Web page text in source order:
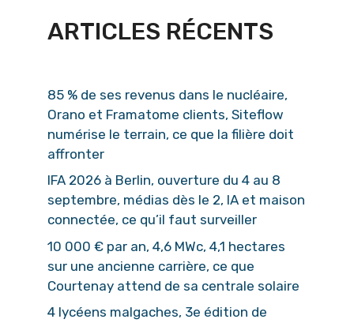
ARTICLES RÉCENTS
85 % de ses revenus dans le nucléaire,
Orano et Framatome clients, Siteflow
numérise le terrain, ce que la filière doit
affronter
IFA 2026 à Berlin, ouverture du 4 au 8
septembre, médias dès le 2, IA et maison
connectée, ce qu’il faut surveiller
10 000 € par an, 4,6 MWc, 4,1 hectares
sur une ancienne carrière, ce que
Courtenay attend de sa centrale solaire
4 lycéens malgaches, 3e édition de